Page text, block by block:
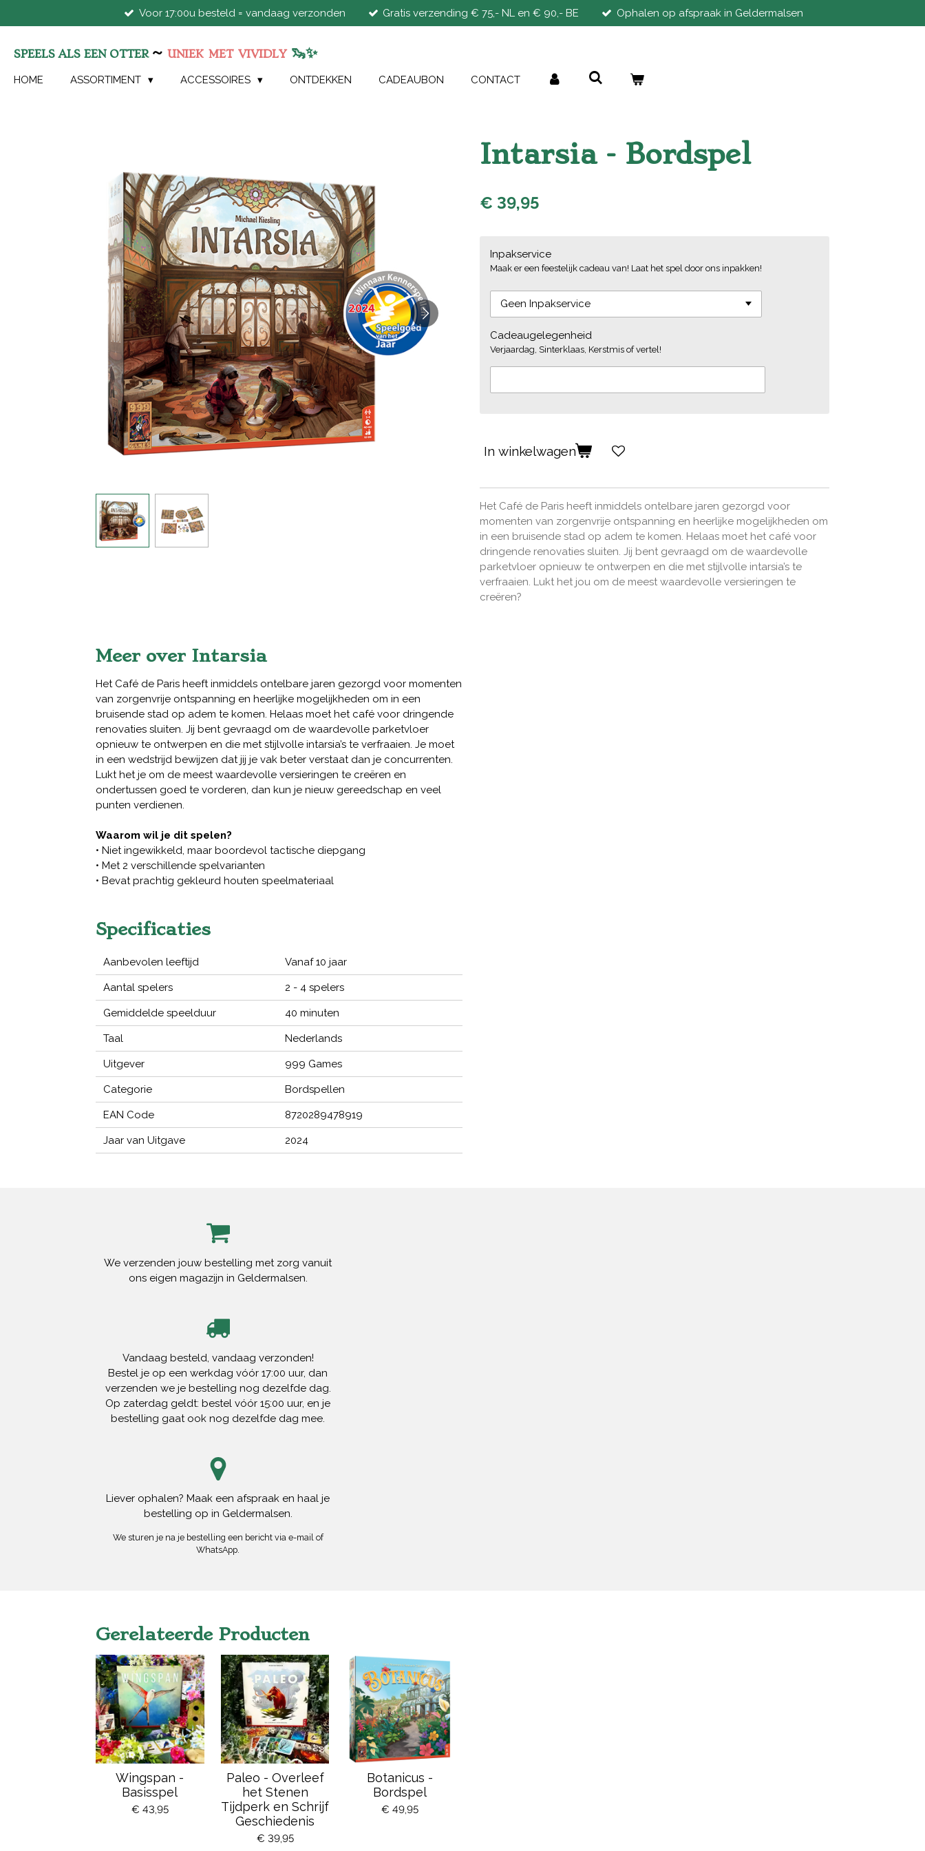
direct
de
hoofdinhoud
Voor 17:00u besteld = vandaag verzonden Gratis verzending € 75,- NL en € 90,- BE Ophalen op afspraak in Geldermalsen
SPEELS ALS EEN OTTER ~ UNIEK MET VIVIDLY 🦦✨
HOME ASSORTIMENT ACCESSOIRES ONTDEKKEN CADEAUBON CONTACT
Intarsia - Bordspel
€ 39,95
Inpakservice
Maak er een feestelijk cadeau van! Laat het spel door ons inpakken!
Cadeaugelegenheid
Verjaardag, Sinterklaas, Kerstmis of vertel!
In winkelwagen
Het Café de Paris heeft inmiddels ontelbare jaren gezorgd voor
momenten van zorgenvrije ontspanning en heerlijke mogelijkheden om
in een bruisende stad op adem te komen. Helaas moet het café voor
dringende renovaties sluiten. Jij bent gevraagd om de waardevolle
parketvloer opnieuw te ontwerpen en die met stijlvolle intarsia’s te
verfraaien. Lukt het jou om de meest waardevolle versieringen te
creëren?
Meer over Intarsia
Het Café de Paris heeft inmiddels ontelbare jaren gezorgd voor momenten
van zorgenvrije ontspanning en heerlijke mogelijkheden om in een
bruisende stad op adem te komen. Helaas moet het café voor dringende
renovaties sluiten. Jij bent gevraagd om de waardevolle parketvloer
opnieuw te ontwerpen en die met stijlvolle intarsia’s te verfraaien. Je moet
in een wedstrijd bewijzen dat jij je vak beter verstaat dan je concurrenten.
Lukt het je om de meest waardevolle versieringen te creëren en
ondertussen goed te vorderen, dan kun je nieuw gereedschap en veel
punten verdienen.
Waarom wil je dit spelen?
• Niet ingewikkeld, maar boordevol tactische diepgang
• Met 2 verschillende spelvarianten
• Bevat prachtig gekleurd houten speelmateriaal
Specificaties
Aanbevolen leeftijd Vanaf 10 jaar
Aantal spelers 2 - 4 spelers
Gemiddelde speelduur 40 minuten
Taal Nederlands
Uitgever 999 Games
Categorie Bordspellen
EAN Code 8720289478919
Jaar van Uitgave 2024
We verzenden jouw bestelling met zorg vanuit
ons eigen magazijn in Geldermalsen.
Vandaag besteld, vandaag verzonden!
Bestel je op een werkdag vóór 17:00 uur, dan
verzenden we je bestelling nog dezelfde dag.
Op zaterdag geldt: bestel vóór 15:00 uur, en je
bestelling gaat ook nog dezelfde dag mee.
Liever ophalen? Maak een afspraak en haal je
bestelling op in Geldermalsen.
We sturen je na je bestelling een bericht via e-mail of
WhatsApp.
Gerelateerde Producten
Wingspan -
Basisspel
€ 43,95
Paleo - Overleef
het Stenen
Tijdperk en Schrijf
Geschiedenis
€ 39,95
Botanicus -
Bordspel
€ 49,95